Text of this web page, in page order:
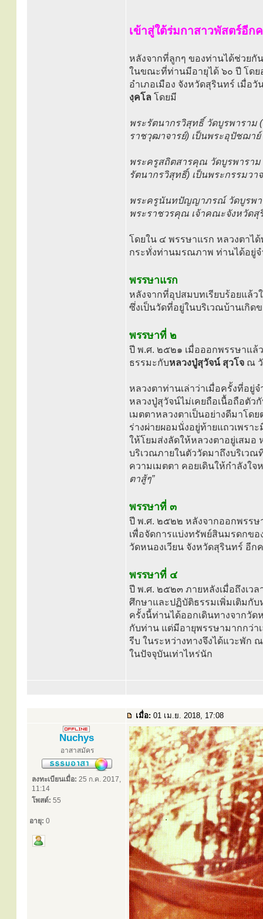
เข้าสู่ใต้ร่มกาสาวพัสตร์อีก
หลังจากที่ลูกๆ ของท่านได้ช่วยกั
ในขณะที่ท่านมีอายุได้ ๖๐ ปี โด
อำเภอเมือง จังหวัดสุรินทร์ เมื่
งฺคโล โดยมี
พระรัตนากรวิสุทธิ์ วัดบูรพาราม
ราชวุฒาจารย์) เป็นพระอุปัชฌาย์
พระครูสถิตสารคุณ วัดบูรพาราม
รัตนากรวิสุทธิ์) เป็นพระกรรมวา
พระครูนันทปัญญาภรณ์ วัดบูรพา
พระราชวรคุณ เจ้าคณะจังหวัดสุ
โดยใน ๔ พรรษาแรก หลวงตาไ
กระทั่งท่านมรณภาพ ท่านได้อยู่
พรรษาแรก
หลังจากที่อุปสมบทเรียบร้อยแล้
ซึ่งเป็นวัดที่อยู่ในบริเวณบ้านเกิด
พรรษาที่ ๒
ปี พ.ศ. ๒๕๒๑ เมื่อออกพรรษาแล้
ธรรมะกับหลวงปู่สุวัจน์ สุวโจ ณ วั
หลวงตาท่านเล่าว่าเมื่อครั้งที่อ
หลวงปู่สุวัจน์ไม่เคยถือเนื้อถือตัว
เมตตาหลวงตาเป็นอย่างดีมาโด
ร่างผ่ายผอมนั่งอยู่ท้ายแถวเพร
ให้โยมส่งลัดให้หลวงตาอยู่เสมอ
บริเวณภายในตัววัดมาถึงบริเว
ความเมตตา คอยเดินให้กำลังใ
ตาสู้ๆ”
พรรษาที่ ๓
ปี พ.ศ. ๒๕๒๒ หลังจากออกพรรษ
เพื่อจัดการแบ่งทรัพย์สินมรดกขอ
วัดหนองเวียน จังหวัดสุรินทร์ อีก
พรรษาที่ ๔
ปี พ.ศ. ๒๕๒๓ ภายหลังเมื่อถึงเว
ศึกษาและปฏิบัติธรรมเพิ่มเติมกั
ครั้งนี้ท่านได้ออกเดินทางจากวัด
กับท่าน แต่มีอายุพรรษามากกว่า
รีบ ในระหว่างทางจึงได้แวะพัก
ในปัจจุบันเท่าไหร่นัก
เมื่อ: 01 เม.ย. 2018, 17:08
Nuchys
อาสาสมัคร
ลงทะเบียนเมื่อ: 25 ก.ค. 2017,
11:14
โพสต์: 55
อายุ: 0